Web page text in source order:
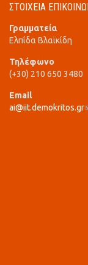
ΣΤΟΙΧΕΙΑ
Γραμματεία
Ελπίδα Βλαϊκίδη
Τηλέφωνο
(+30) 210 650 3480
Email
ai@iit.demokritos.gr